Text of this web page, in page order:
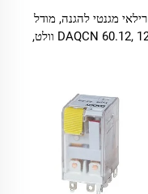
רילאי מגנטי להגנה, מודל
DAQCN 60.12, 12 וולט,